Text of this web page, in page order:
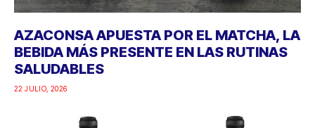
AZACONSA APUESTA POR EL MATCHA, LA
BEBIDA MÁS PRESENTE EN LAS RUTINAS
SALUDABLES
22 JULIO, 2026